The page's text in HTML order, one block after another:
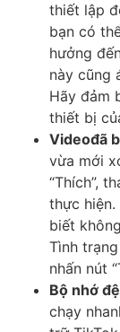
thiết lập
bạn có
hưởng
này cũng
Hãy đảm
thiết bị
Videođã
vừa mới
“Thích”,
thực
biết
Tình
nhấn nút
Bộ nhớ
chạy